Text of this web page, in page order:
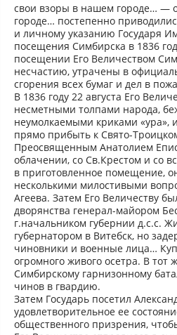
свои взоры в нашем городе… —
городе… постепенно
и личному указанию Государя
посещения Симбирска в 1836
посещении Его Величеством
несчастию, утрачены в
сгорения всех бумаг и дел в
В 1836 году 22 августа Его
несметными толпами народа,
неумолкаемыми криками «ура»,
прямо прибыть к Свято-
Преосвященным Анатолием
облачении, со Св.Крестом и со
в приготовленное помещение,
несколькими милостивыми
Агеева. Затем Его Величеству
дворянства генерал-майором
г.начальником губернии д.с.с.
губернатором в Витебск, но
чиновники и военные лица…
огромного живого осетра. В тот
Симбирскому гарнизонному
чинов в гвардию.
Затем Государь посетил
удовлетворительное ее
общественного призрения,